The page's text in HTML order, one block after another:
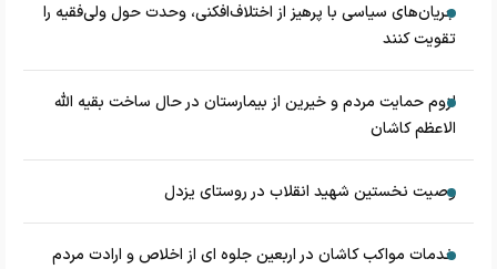
جریان‌های سیاسی با پرهیز از اختلاف‌افکنی، وحدت حول ولی‌فقیه را
تقویت کنند
لزوم حمایت مردم و خیرین از بیمارستان در حال ساخت بقیه الله
الاعظم کاشان
وصیت نخستین شهید انقلاب در روستای یزدل
خدمات مواکب کاشان در اربعین جلوه ای از اخلاص و ارادت مردم